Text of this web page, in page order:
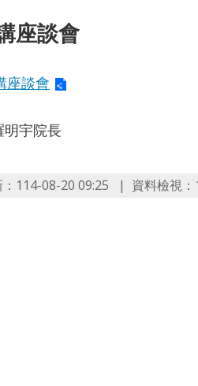
座談會
座談會
明宇院長
114-08-20 09:25 資料檢視